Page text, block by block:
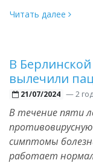
Читать далее
В
вылечили
21/07/2024 —2
В течение пяти
симптомы
работает